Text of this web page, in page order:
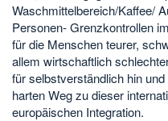
Waschmittelbereich/Kaffee/
Personen- Grenzkontrollen
für die Menschen teurer,
allem wirtschaftlich
für selbstverständlich hin
harten Weg zu dieser
europäischen Integration.